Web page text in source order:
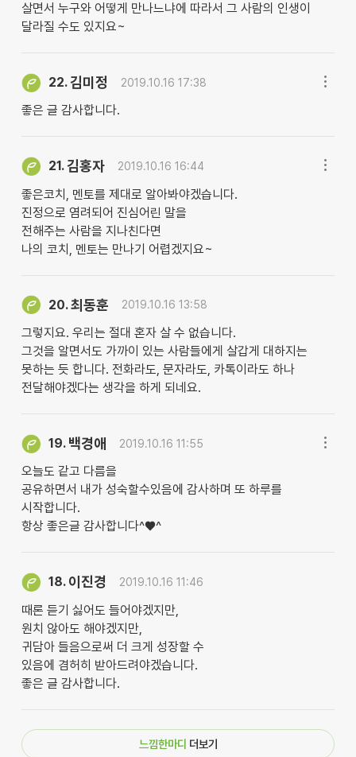
살면서 누구와 어떻게 만나느냐에 따라서 그 사람의 인생이
달라질 수도 있지요~
22.김미정 2019.10.16 17:38
좋은 글 감사합니다.
21.김홍자 2019.10.16 16:44
좋은코치, 멘토를 제대로 알아봐야겠습니다.
진정으로 염려되어 진심어린 말을
전해주는 사람을 지나친다면
나의 코치, 멘토는 만나기 어렵겠지요~
20.최동훈 2019.10.16 13:58
그렇지요. 우리는 절대 혼자 살 수 없습니다.
그것을 알면서도 가까이 있는 사람들에게 살갑게 대하지는
못하는 듯 합니다. 전화라도, 문자라도, 카톡이라도 하나
전달해야겠다는 생각을 하게 되네요.
19. 백경애 2019.10.16 11:55
오늘도 같고 다름을
공유하면서 내가 성숙할수있음에 감사하며 또 하루를
시작합니다.
항상 좋은글 감사합니다^♥^
18. 이진경 2019.10.16 11:46
때론 듣기 싫어도 들어야겠지만,
원치 않아도 해야겠지만,
귀담아 들음으로써 더 크게 성장할 수
있음에 겸허히 받아드려야겠습니다.
좋은 글 감사합니다.
느낌한마디 더보기